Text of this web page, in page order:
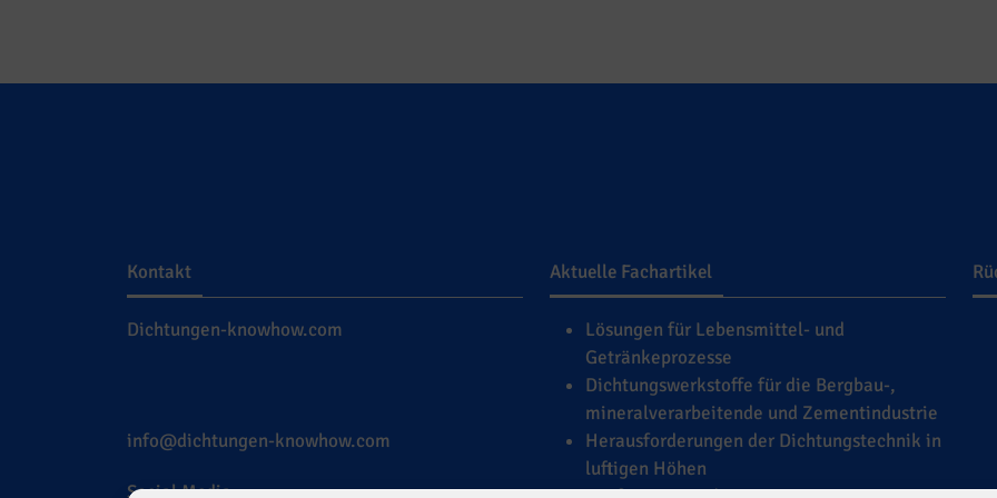
Kontakt
Dichtungen-knowhow.com
info@dichtungen-knowhow.com
Social Media
Aktuelle Fachartikel
Lösungen für Lebensmittel- und
Getränkeprozesse
Dichtungswerkstoffe für die Bergbau-,
mineralverarbeitende und Zementindustrie
Herausforderungen der Dichtungstechnik in
luftigen Höhen